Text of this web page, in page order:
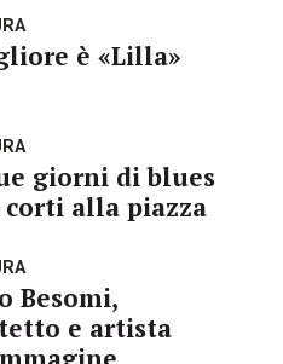
è «Lilla»
giorni di blues
alla piazza
Besomi,
e artista